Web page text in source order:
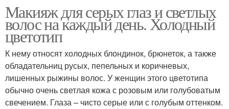
Макияж для серых глаз и светлых
волос на каждый день. Холодный
цветотип
К нему относят холодных блондинок, брюнеток, а также
обладательниц русых, пепельных и коричневых,
лишенных рыжины волос. У женщин этого цветотипа
обычно очень светлая кожа с розовым или голубоватым
свечением. Глаза – чисто серые или с голубым оттенком.